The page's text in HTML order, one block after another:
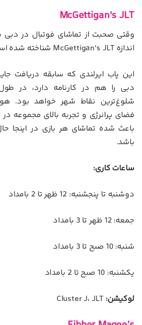
McGettigan’s JLT
وقتی صحبت از تماشای فوتبال در دبی
اندازه McGettigan’s JLT شناخته شده است.
این پاب ایرلندی که سابقه دریافت
دبی را هم در کارنامه دارد، در
شلوغ‌ترین نقاط شهر خواهد بود.
فضای پرانرژی و تجربه بالای مجموعه
باعث شده تماشای هر بازی در اینجا
باشد.
ساعات کاری:
دوشنبه تا پنجشنبه: 12 ظهر تا 2 بامداد
جمعه: 12 ظهر تا 3 بامداد
شنبه: 10 صبح تا 3 بامداد
یکشنبه: 10 صبح تا 2 بامداد
لوکیشن: Cluster J، JLT